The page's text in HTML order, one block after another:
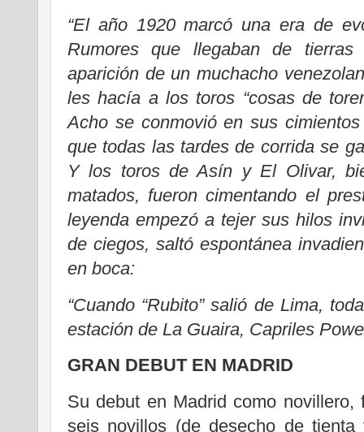
“El año 1920 marcó una era de
Rumores que llegaban de
aparición de un muchacho
les hacía a los toros “cosas de
Acho se conmovió en sus
que todas las tardes de corrida se
Y los toros de Asín y El Olivar,
matados, fueron cimentando el
leyenda empezó a tejer sus hilos
de ciegos, saltó espontánea
en boca:
“Cuando “Rubito” salió de Lima,
estación de La Guaira, Capriles
GRAN DEBUT EN MADRID
Su debut en Madrid como
seis novillos (de desecho de